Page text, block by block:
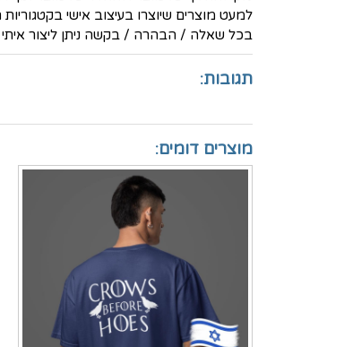
למעט מוצרים שיוצרו בעיצוב אישי בקטגוריות
בכל שאלה / הבהרה / בקשה ניתן ליצור איתי קשר
תגובות:
מוצרים דומים: